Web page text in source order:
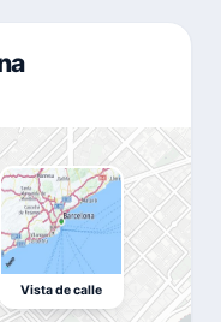
Vista de calle